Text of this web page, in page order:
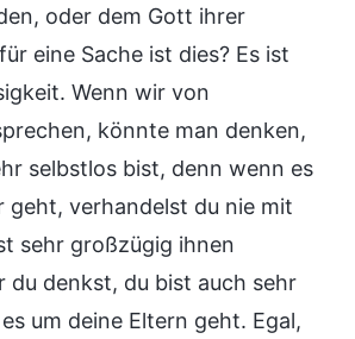
oder dem Gott ihrer
eine Sache ist dies? Es ist
Wenn wir von
könnte man denken,
selbstlos bist, denn wenn es
geht, verhandelst du nie mit
sehr großzügig ihnen
du denkst, du bist auch sehr
um deine Eltern geht. Egal,